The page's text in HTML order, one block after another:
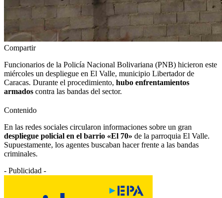
Compartir
Funcionarios de la Policía Nacional Bolivariana (PNB) hicieron este
miércoles un despliegue en El Valle, municipio Libertador de
Caracas. Durante el procedimiento, hubo enfrentamientos
armados contra las bandas del sector.
Contenido
En las redes sociales circularon informaciones sobre un gran
despliegue policial en el barrio «El 70» de la parroquia El Valle.
Supuestamente, los agentes buscaban hacer frente a las bandas
criminales.
- Publicidad -